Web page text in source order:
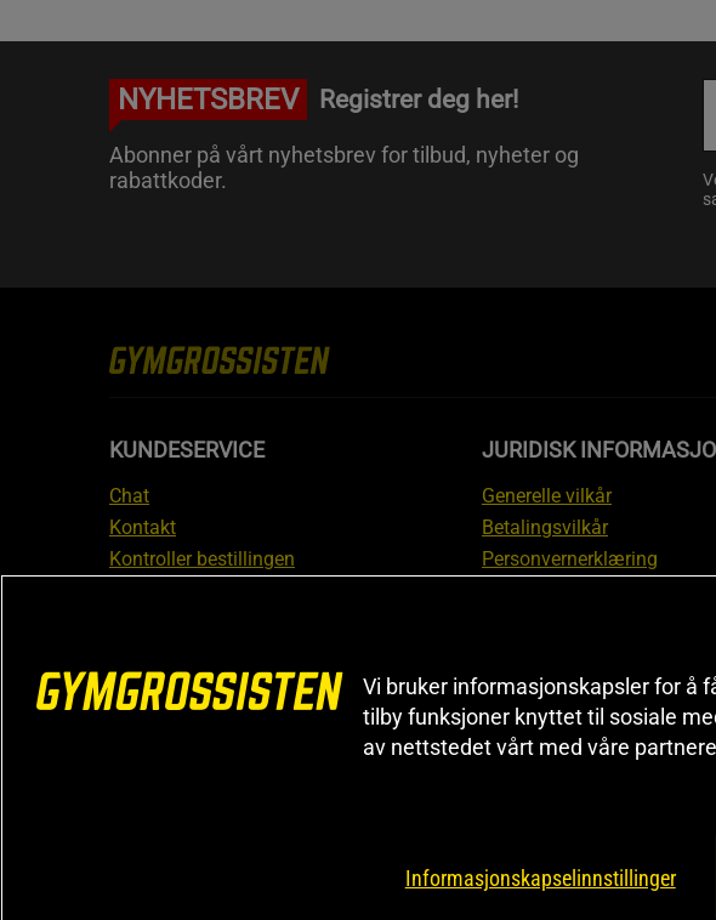
NYHETSBREV Registrer deg her!
Abonner på vårt nyhetsbrev for tilbud, nyheter og
rabattkoder.
KUNDESERVICE
Chat
Kontakt
Kontroller bestillingen
JURIDISK
Generelle vilkår
Betalingsvilkår
Personvernerklæring
Informasjon om angrerett
reklamasjon
Cookieinnstillinger
Vi bruker informasjonskapsler for å
tilby funksjoner knyttet til sosiale
av nettstedet vårt med våre
Informasjonskapselinnstillinger